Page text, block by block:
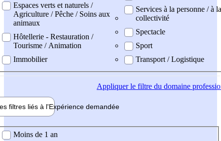
Espaces verts et naturels /
Agriculture / Pêche / Soins aux
animaux
Hôtellerie - Restauration /
Tourisme / Animation
Immobilier
Services à la personne / à la
collectivité
Spectacle
Sport
Transport / Logistique
Appliquerle filtre du domaine
filtres liés à l'Expérience demandée
demandée
Moins de 1 an